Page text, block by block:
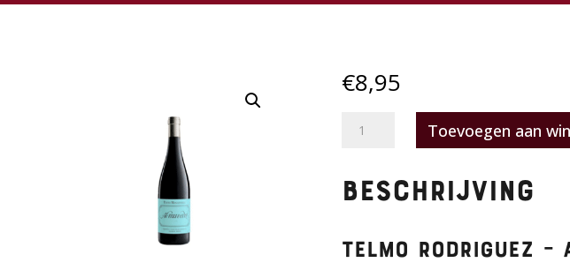
€8,95
Telmo
Al
aantal
Toevoegen aan
Beschrijving
Telmo Rodriguez –